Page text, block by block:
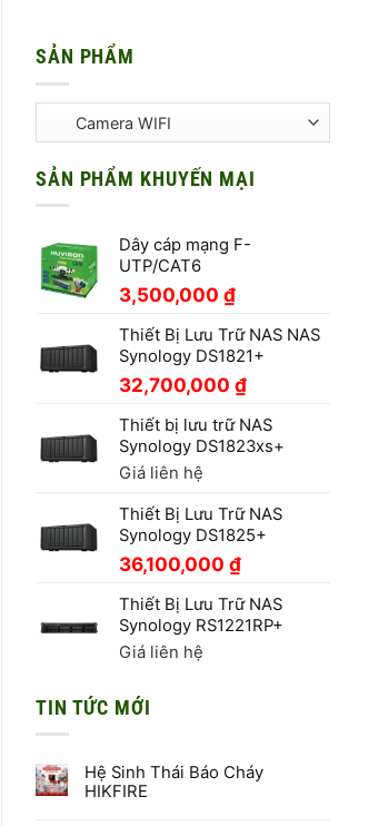
SẢN PHẨM
SẢN PHẨM KHUYẾN MẠI
Dây cáp mạng F-
UTP/CAT6
3,500,000 ₫
Thiết Bị Lưu Trữ NAS NAS
Synology DS1821+
32,700,000 ₫
Thiết bị lưu trữ NAS
Synology DS1823xs+
Giá liên hệ
Thiết Bị Lưu Trữ NAS
Synology DS1825+
36,100,000 ₫
Thiết Bị Lưu Trữ NAS
Synology RS1221RP+
Giá liên hệ
TIN TỨC MỚI
Hệ Sinh Thái Báo Cháy
HIKFIRE